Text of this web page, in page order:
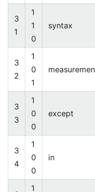
3
1
1
1
0
syntax
3
2
1
0
1
3
3
1
0
0
except
3
4
1
0
0
in
1